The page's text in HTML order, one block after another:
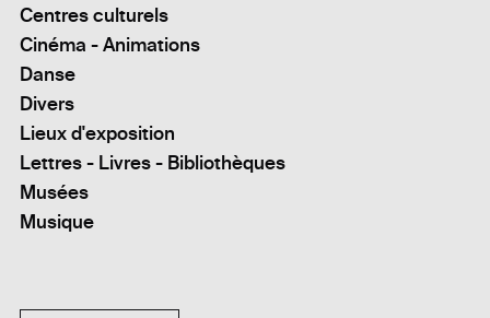
Centres culturels
Cinéma - Animations
Danse
Divers
Lieux d'exposition
Lettres - Livres - Bibliothèques
Musées
Musique